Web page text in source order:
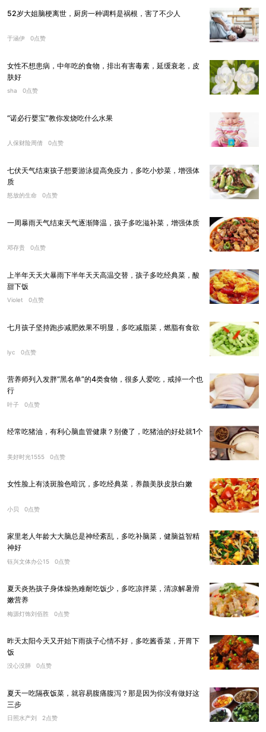
52岁大姐脑梗离世，厨房一种调料是祸根，害了不少人
于涵伊 0点赞
女性不想患病，中年吃的食物，排出有害毒素，延缓衰老，皮
肤好
sha 0点赞
“诺必行婴宝”教你发烧吃什么水果
人保财险周倩 0点赞
七伏天气结束孩子想要游泳提高免疫力，多吃小炒菜，增强体
质
怒放的生命 0点赞
一周暴雨天气结束天气逐渐降温，孩子多吃滋补菜，增强体质
邓存贵 0点赞
上半年天天大暴雨下半年天天高温交替，孩子多吃经典菜，酸
甜下饭
Violet 0点赞
七月孩子坚持跑步减肥效果不明显，多吃减脂菜，燃脂有食欲
lyc 0点赞
营养师列入发胖“黑名单”的4类食物，很多人爱吃，戒掉一个也
行
叶子 0点赞
经常吃猪油，有利心脑血管健康？别傻了，吃猪油的好处就1个
美好时光1555 0点赞
女性脸上有淡斑脸色暗沉，多吃经典菜，养颜美肤皮肤白嫩
小贝 0点赞
家里老人年龄大大脑总是神经紊乱，多吃补脑菜，健脑益智精
神好
钰兴文体办公15 0点赞
夏天炎热孩子身体燥热难耐吃饭少，多吃凉拌菜，清凉解暑滑
嫩营养
梅源灯饰刘佰胜 0点赞
昨天太阳今天又开始下雨孩子心情不好，多吃酱香菜，开胃下
饭
没心没肺 0点赞
夏天一吃隔夜饭菜，就容易腹痛腹泻？那是因为你没有做好这
三步
日照水产刘 2点赞